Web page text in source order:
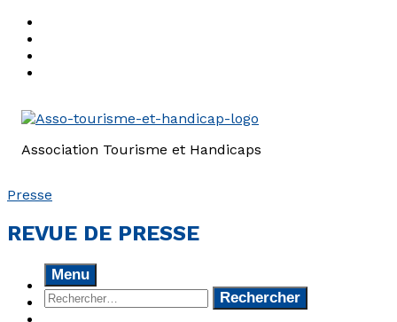
page
site
barre
de
Association Tourisme et Handicaps
Presse
REVUE DE PRESSE
Menu
Rechercher :